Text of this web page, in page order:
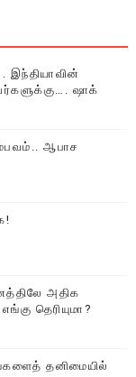
இந்தியாவின்
ஷாக்
ஆபாச
அதிக
தெரியுமா?
தனிமையில்